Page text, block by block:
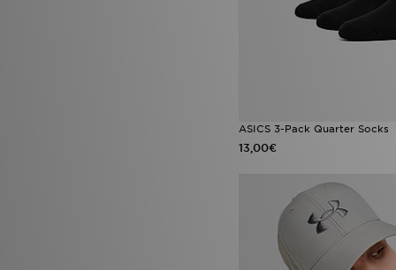
ASICS 3-Pack Quarter Socks
13,00€